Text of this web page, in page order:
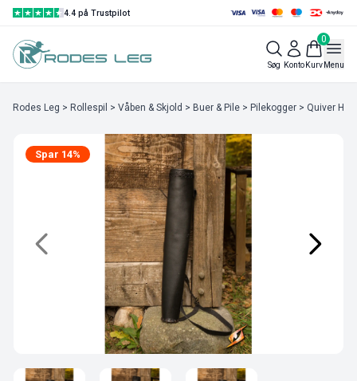
4.4 på Trustpilot
Søg Konto
0
KurvMenu
Rodes Leg > Rollespil > Våben & Skjold > Buer & Pile > Pilekogger > Quiver
Spar 14%